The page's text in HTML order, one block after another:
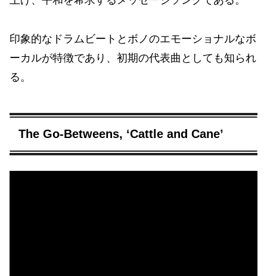
印象的なドラムビートとボノのエモーショナルなボ
ーカルが特徴であり、初期の代表曲としても知られ
る。
The Go-Betweens, ‘Cattle and Cane’